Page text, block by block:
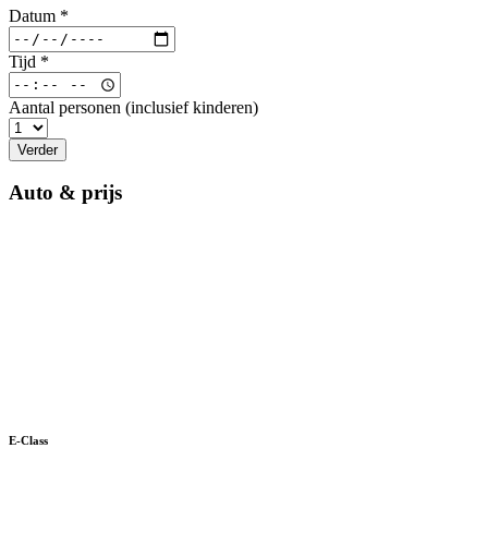
Datum *
Tijd *
Aantal personen (inclusief kinderen)
Verder
Auto & prijs
E-Class